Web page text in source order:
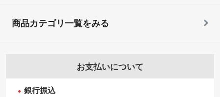
お支払いについて
銀行振込
商品カテゴリ一覧をみる